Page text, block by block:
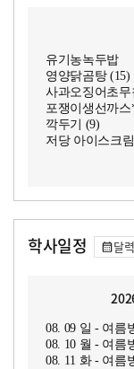
유기농녹두밥
영양닭곰탕 (15)
사과오징어초무
포쟁이생선까스
깍두기 (9)
저당 아이스크
학사일정 달
08. 09 일 - 여름
08. 10 월 - 여름
08. 11 화 - 여름